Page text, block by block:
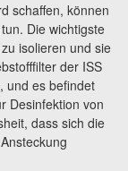
schaffen, können
Die wichtigste
isolieren und sie
der ISS
und es befindet
Desinfektion von
dass sich die